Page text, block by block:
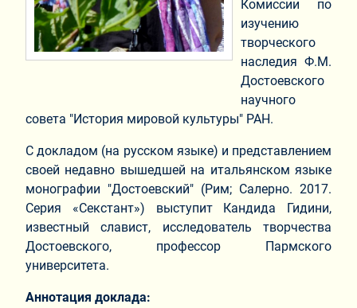
Комиссии по
изучению
творческого
наследия Ф.М.
Достоевского
научного
совета "История мировой культуры" РАН.
С докладом (на русском языке) и представлением
своей недавно вышедшей на итальянском языке
монографии "Достоевский" (Рим; Салерно. 2017.
Серия «Секстант») выступит Кандида Гидини,
известный славист, исследователь творчества
Достоевского, профессор Пармского
университета.
Аннотация доклада: